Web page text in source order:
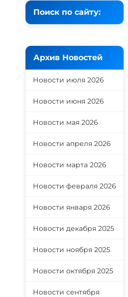
Поиск по сайту:
Архив Новостей
Новости июля 2026
Новости июня 2026
Новости мая 2026
Новости апреля 2026
Новости марта 2026
Новости февраля 2026
Новости января 2026
Новости декабря 2025
Новости ноября 2025
Новости октября 2025
Новости сентября